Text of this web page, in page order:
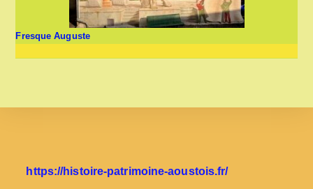
Fresque Auguste
https://histoire-patrimoine-aoustois.fr/